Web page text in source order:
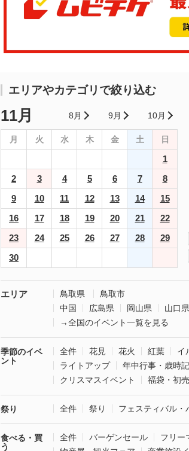
エリアやカテゴリで絞り込む
11月 8月 9月 10月
月 火 水 木 金 土 日
1
2
3 4 5 6 7
8
9
10 11 12 13 14
15
16
17 18 19 20 21
22
23
24 25 26 27 28
29
30
エリア 鳥取県
鳥取市
中国
広島県 岡山県 山口県
→全国のイベント一覧を見る
季節のイベ
ント
全件 花見 花火 紅葉 イ
ライトアップ
年中行事・歳時記
クリスマスイベント
福袋・初
祭り 全件 祭り フェスティバル・
食べる・買
う
全件 バーゲンセール フリー